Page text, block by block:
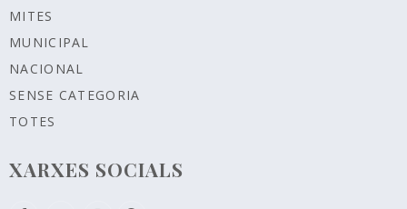
MITES
MUNICIPAL
NACIONAL
SENSE CATEGORIA
TOTES
XARXES SOCIALS